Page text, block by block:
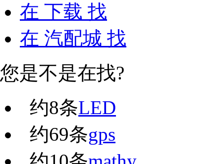
在 下载 找
在 汽配城 找
您是不是在找?
约8条LED
约69条gps